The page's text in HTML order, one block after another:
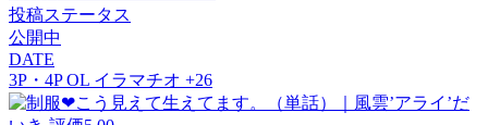
投稿ステータス
公開中
DATE
3P・4POL イラマチオ +26